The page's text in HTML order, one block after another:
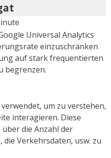
Universal Analytics
einzuschränken
auf stark frequentierten
begrenzen.
um zu verstehen,
interagieren. Diese
die Anzahl der
Verkehrsdaten, usw. zu